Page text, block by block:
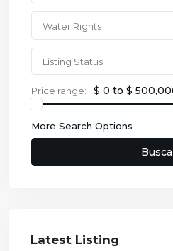
Water Rights
Listing Status
Price range: $ 0 to $
More Search Options
Latest Listing